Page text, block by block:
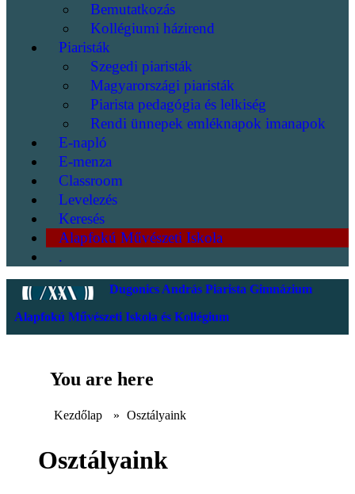
Bemutatkozás
Kollégiumi házirend
Piaristák
Szegedi piaristák
Magyarországi piaristák
Piarista pedagógia és lelkiség
Rendi ünnepek emléknapok imanapok
E-napló
E-menza
Classroom
Levelezés
Keresés
Alapfokú Művészeti Iskola
.
Dugonics András Piarista Gimnázium
Alapfokú Művészeti Iskola és Kollégium
You are here
Kezdőlap » Osztályaink
Osztályaink